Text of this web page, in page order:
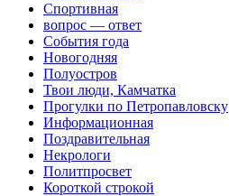
Спортивная
вопрос — ответ
События года
Новогодняя
Полуостров
Твои люди, Камчатка
Прогулки по Петропавловску
Информационная
Поздравительная
Некрологи
Политпросвет
Короткой строкой